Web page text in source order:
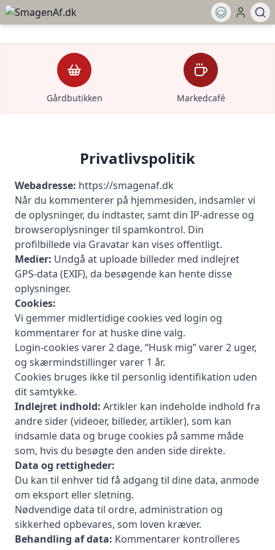
Gårdbutikken Markedcafé
Privatlivspolitik
Webadresse: https://smagenaf.dk
Når du kommenterer på hjemmesiden, indsamler vi
de oplysninger, du indtaster, samt din IP-adresse og
browseroplysninger til spamkontrol. Din
profilbillede via Gravatar kan vises offentligt.
Medier: Undgå at uploade billeder med indlejret
GPS-data (EXIF), da besøgende kan hente disse
oplysninger.
Cookies:
Vi gemmer midlertidige cookies ved login og
kommentarer for at huske dine valg.
Login-cookies varer 2 dage, “Husk mig” varer 2 uger,
og skærmindstillinger varer 1 år.
Cookies bruges ikke til personlig identifikation uden
dit samtykke.
Indlejret indhold: Artikler kan indeholde indhold fra
andre sider (videoer, billeder, artikler), som kan
indsamle data og bruge cookies på samme måde
som, hvis du besøgte den anden side direkte.
Data og rettigheder:
Du kan til enhver tid få adgang til dine data, anmode
om eksport eller sletning.
Nødvendige data til ordre, administration og
sikkerhed opbevares, som loven kræver.
Behandling af data: Kommentarer kontrolleres